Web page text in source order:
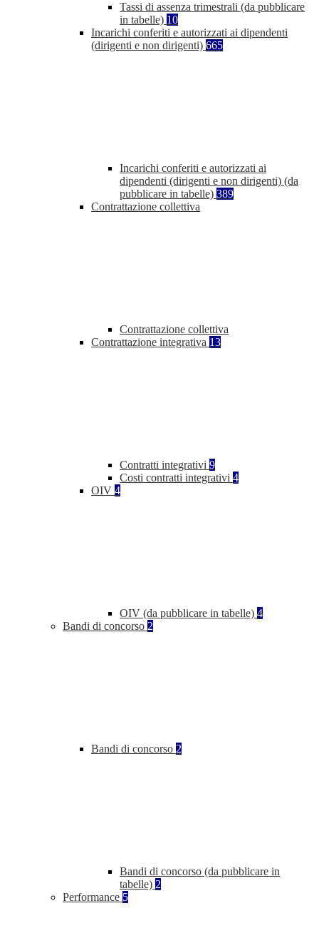
Tassi di assenza trimestrali (da pubblicare
in tabelle) 10
Incarichi conferiti e autorizzati ai dipendenti
(dirigenti e non dirigenti) 665
Incarichi conferiti e autorizzati ai
dipendenti (dirigenti e non dirigenti) (da
pubblicare in tabelle) 389
Contrattazione collettiva
Contrattazione collettiva
Contrattazione integrativa 13
Contratti integrativi 9
Costi contratti integrativi 4
OIV 4
OIV (da pubblicare in tabelle) 4
Bandi di concorso 2
Bandi di concorso 2
Bandi di concorso (da pubblicare in
tabelle) 2
Performance 5